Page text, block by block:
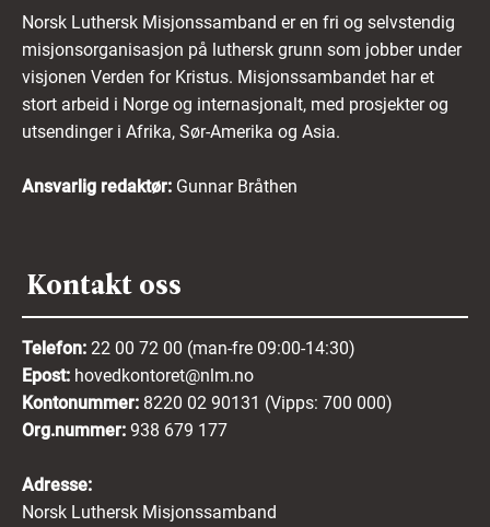
Norsk Luthersk Misjonssamband er en fri og selvstendig
misjonsorganisasjon på luthersk grunn som jobber under
visjonen Verden for Kristus. Misjonssambandet har et
stort arbeid i Norge og internasjonalt, med prosjekter og
utsendinger i Afrika, Sør-Amerika og Asia.
Ansvarlig redaktør: Gunnar Bråthen
Kontakt oss
Telefon: 22 00 72 00 (man-fre 09:00-14:30)
Epost: hovedkontoret@nlm.no
Kontonummer: 8220 02 90131 (Vipps: 700 000)
Org.nummer: 938 679 177
Adresse:
Norsk Luthersk Misjonssamband